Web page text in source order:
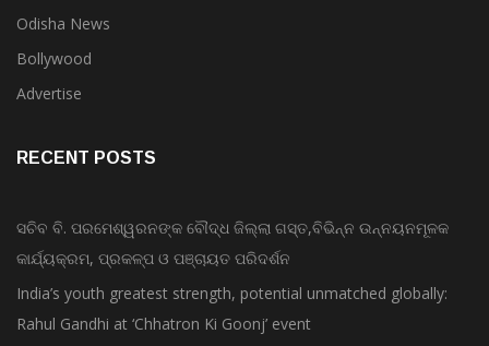
Odisha News
Bollywood
Advertise
RECENT POSTS
ସଚିବ ବି. ପରମେଶ୍ୱରନଙ୍କ ବୌଦ୍ଧ ଜିଲ୍ଲା ଗସ୍ତ,ବିଭିନ୍ନ ଉନ୍ନୟନମୂଳକ
କାର୍ଯ୍ୟକ୍ରମ, ପ୍ରକଳ୍ପ ଓ ପଞ୍ଚାୟତ ପରିଦର୍ଶନ
India’s youth greatest strength, potential unmatched globally:
Rahul Gandhi at ‘Chhatron Ki Goonj’ event